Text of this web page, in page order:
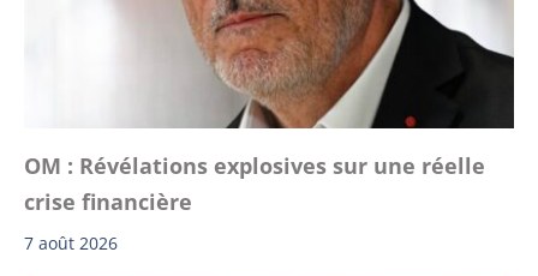
OM : Révélations explosives sur une réelle
crise financière
7 août 2026